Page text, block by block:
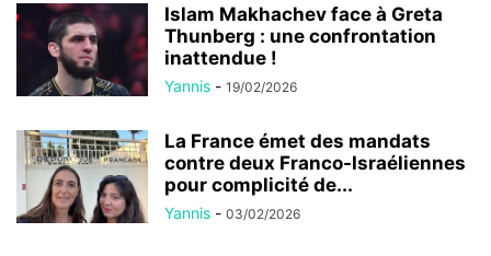
Islam Makhachev face à Greta
Thunberg : une confrontation
inattendue !
Yannis - 19/02/2026
La France émet des mandats
contre deux Franco-Israéliennes
pour complicité de...
Yannis - 03/02/2026